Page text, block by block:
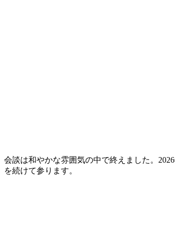
会談は和やかな雰囲気の中で終えました。
を続けて参ります。